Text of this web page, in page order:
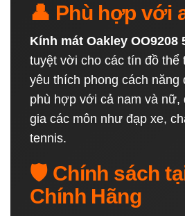
👤 Phù hợp với
Kính mát Oakley OO9208
tuyệt vời cho các tín đồ thể
yêu thích phong cách năng
phù hợp với cả nam và nữ,
gia các môn như đạp xe,
tennis.
🛡️ Chính sách
Chính Hãng